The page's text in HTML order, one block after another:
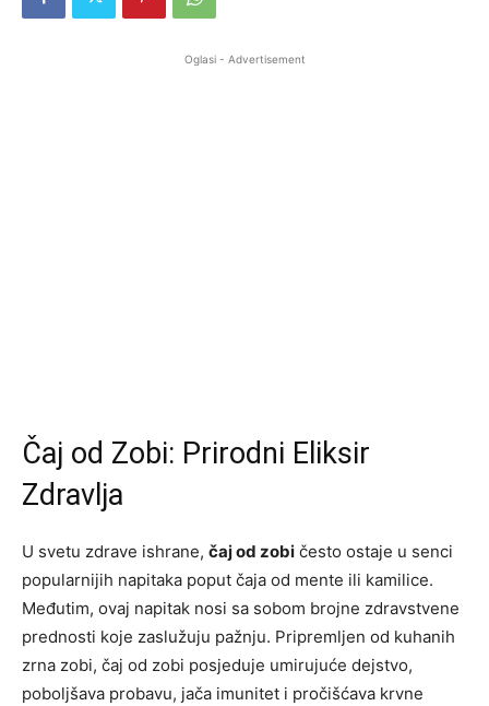
Oglasi - Advertisement
Čaj od Zobi: Prirodni Eliksir
Zdravlja
U svetu zdrave ishrane, čaj od zobi često ostaje u senci
popularnijih napitaka poput čaja od mente ili kamilice.
Međutim, ovaj napitak nosi sa sobom brojne zdravstvene
prednosti koje zaslužuju pažnju. Pripremljen od kuhanih
zrna zobi, čaj od zobi posjeduje umirujuće dejstvo,
poboljšava probavu, jača imunitet i pročišćava krvne